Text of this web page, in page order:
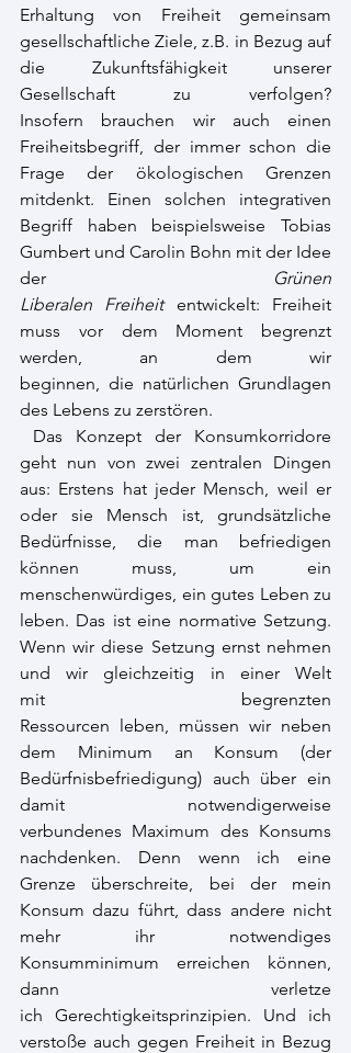
Erhaltung von Freiheit gemeinsam
gesellschaftliche Ziele, z.B. in Bezug auf
die Zukunftsfähigkeit unserer
Gesellschaft zu verfolgen?
Insofern brauchen wir auch einen
Freiheitsbegriff, der immer schon die
Frage der ökologischen Grenzen
mitdenkt. Einen solchen integrativen
Begriff haben beispielsweise Tobias
Gumbert und Carolin Bohn mit der Idee
der
Grünen
Liberalen Freiheit entwickelt: Freiheit
muss vor dem Moment begrenzt
werden, an dem wir
beginnen, die natürlichen Grundlagen
des Lebens zu zerstören.
Das Konzept der Konsumkorridore
geht nun von zwei zentralen Dingen
aus: Erstens hat jeder Mensch, weil er
oder sie Mensch ist, grundsätzliche
Bedürfnisse, die man befriedigen
können muss, um ein
menschenwürdiges, ein gutes Leben zu
leben. Das ist eine normative Setzung.
Wenn wir diese Setzung ernst nehmen
und wir gleichzeitig in einer Welt
mit begrenzten
Ressourcen leben, müssen wir neben
dem Minimum an Konsum (der
Bedürfnisbefriedigung) auch über ein
damit notwendigerweise
verbundenes Maximum des Konsums
nachdenken. Denn wenn ich eine
Grenze überschreite, bei der mein
Konsum dazu führt, dass andere nicht
mehr ihr notwendiges
Konsumminimum erreichen können,
dann verletze
ich Gerechtigkeitsprinzipien. Und ich
verstoße auch gegen Freiheit in Bezug